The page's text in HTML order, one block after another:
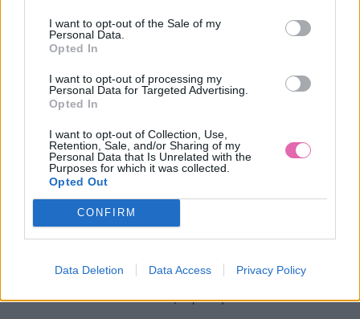
I want to opt-out of the Sale of my
Personal Data.
Opted In
I want to opt-out of processing my
Personal Data for Targeted Advertising.
Opted In
I want to opt-out of Collection, Use,
Retention, Sale, and/or Sharing of my
Personal Data that Is Unrelated with the
Purposes for which it was collected.
Opted Out
CONFIRM
Data Deletion Data Access Privacy Policy
rodičov či starých rodičov, sa život
nezastavil. Svet módy nám tak v týchto
dňoch predstavuje svoju jesennú tvár.
odtieňov, ale aj štipka korenistých
sýtych farieb dodajú jesenným kúskom
atmosféru, z ktorej si vyberie každý. Čo
teda panuje v rebríčku tohtoročnej
odevnej hitparády?